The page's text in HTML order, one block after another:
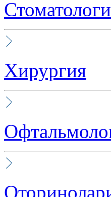
Хирургия